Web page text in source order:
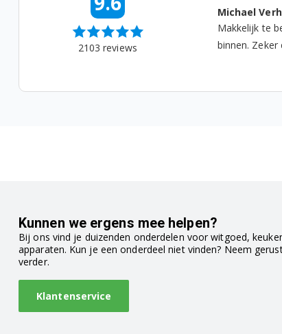
F1344251D (0)
F1347151 (0)
F1364210 (A)
F1367699 (A)
F1397610 (0)
F1458310 (0)
F1458399 (0)
2103 reviews
prima, snel verzonden...
Michael
Makkelijk te
binnen. Zeker
Kunnen we ergens mee helpen?
Bij ons vind je duizenden onderdelen voor witgoed,
apparaten. Kun je een onderdeel niet vinden? Neem
verder.
Klantenservice